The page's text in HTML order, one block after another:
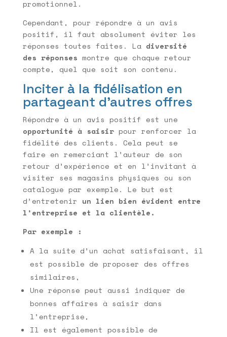
promotionnel.
Cependant, pour répondre à un avis
positif, il faut absolument éviter les
réponses toutes faites. La diversité
des réponses montre que chaque retour
compte, quel que soit son contenu.
Inciter à la fidélisation en
partageant d’autres offres
Répondre à un avis positif est une
opportunité à saisirpour renforcer la
fidélité des clients. Cela peut se
faire en remerciant l’auteur de son
retour d’expérience et en l’invitant à
visiter ses magasins physiques ou son
catalogue par exemple. Le but est
d’entretenir un lien bien évident entre
l’entreprise et la clientèle.
Par exemple :
A la suite d’un achat satisfaisant, il
est possible de proposer des offres
similaires,
Une réponse peut aussi indiquer de
bonnes affaires à saisir dans
l’entreprise,
Il est également possible de